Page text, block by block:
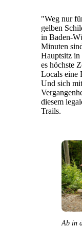
"Weg nur
gelben
in Baden-
Minuten
Hauptsitz in
es höchste
Locals eine
Und sich
diesem
Trails.
Ab in